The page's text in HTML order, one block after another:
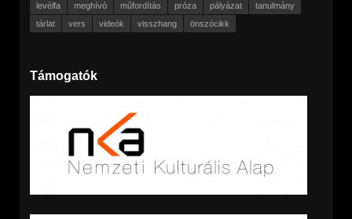
levélfa
meghívó műfordítás próza pályázat
tanulmány
tárlat
vers videók visszhang önszócikk
Támogatók